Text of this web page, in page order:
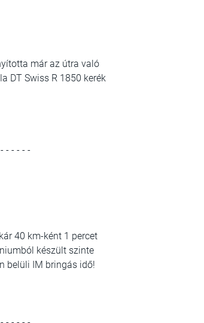
már az útra való
DT Swiss R 1850 kerék
- - - - -
40 km-ként 1 percet
készült szinte
belüli IM bringás idő!